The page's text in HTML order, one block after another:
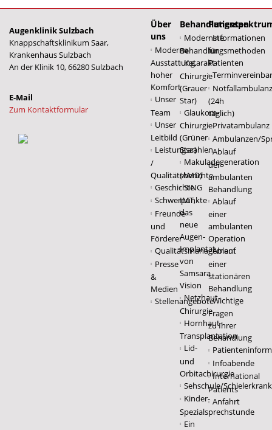
Augenklinik Sulzbach
Knappschaftsklinikum Saar,
Krankenhaus Sulzbach
An der Klinik 10, 66280 Sulzbach
Zum Kontaktformular
Über
uns
Moderne
Ausstattung,
hoher
Komfort
Unser
Team
Unser
Leitbild
Leistungszahlen
/
Qualitätsberichte
Geschichte
Schwerpunkte
Freunde
und
Förderer
Qualitätsmanagement
Presse
&
Medien
Stellenangebote
Modernste
Behandlungsmethoden
Katarakt-
Chirurgie
(Grauer
Star)
Glaukom-
Chirurgie
(Grüner
Star)
Makuladegeneration
(AMD)
SING
IMT,
das
neue
Augen-
Implantat
von
Samsara
Vision
Netzhaut-
Chirurgie
Hornhaut-
Transplantation
Lid-
und
Orbitachirurgie
Sehschule/
Kinder-
Spezialsprechstunde
Ein
Patienten
Informationen
für
Patienten
(24h
täglich)
Privatambulanz
Ambulanzen/
Ablauf
der
ambulanten
Behandlung
Ablauf
einer
ambulanten
Operation
Ablauf
einer
stationären
Behandlung
Wichtige
Fragen
zu Ihrer
Behandlung
Infoabende
International
Patients
Anfahrt